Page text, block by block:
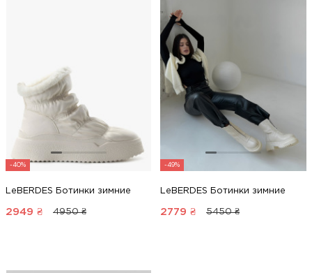
-40%
LeBERDES Ботинки зимние
2949 ₴ 4950 ₴
-49%
LeBERDES Ботинки зимние
2779 ₴ 5450 ₴